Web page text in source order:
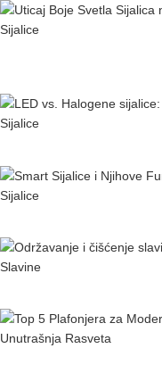
Sijalice
Sijalice
Sijalice
Slavine
Unutrašnja Rasveta